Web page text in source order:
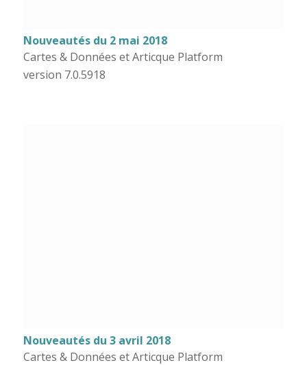
Nouveautés du 2 mai 2018
Cartes & Données et Articque Platform
version 7.0.5918
Nouveautés du 3 avril 2018
Cartes & Données et Articque Platform